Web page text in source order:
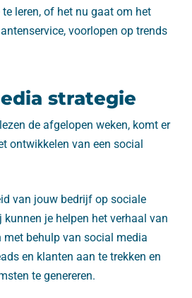
leren, of het nu gaat om het
voorlopen op trends
strategie
de afgelopen weken, komt er
ontwikkelen van een social
van jouw bedrijf op sociale
kunnen je helpen het verhaal van
met behulp van social media
en klanten aan te trekken en
te genereren.